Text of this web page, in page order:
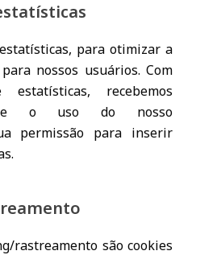
para otimizar a
nossos usuários. Com
recebemos
o uso do nosso
permissão para inserir
rastreamento são cookies